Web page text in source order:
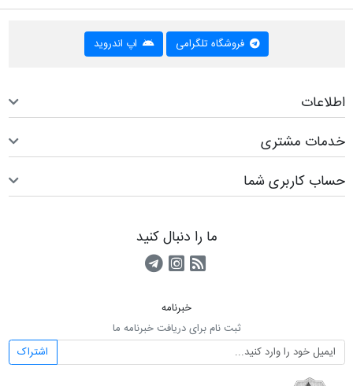
فروشگاه تلگرامی اپ اندروید
اطلاعات
خدمات مشتری
حساب کاربری شما
ما را دنبال کنید
RSSکانال آپارات
کانال تلگرام
خبرنامه
ثبت نام برای دریافت خبرنامه ما
اشتراک